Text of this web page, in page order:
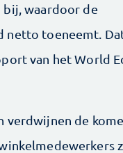
bij, waardoor de
netto toeneemt.
van het World
verdwijnen de